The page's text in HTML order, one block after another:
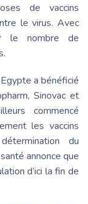
de vaccins
le virus. Avec
le nombre de
a bénéficié
Sinovac et
commencé
les vaccins
du
annonce que
d’ici la fin de